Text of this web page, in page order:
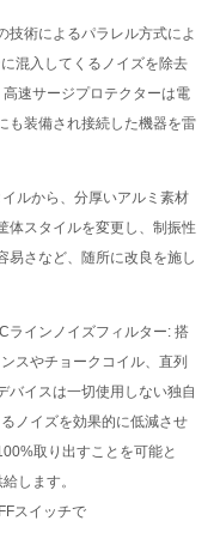
技術によるパラレル方式によ
混入してくるノイズを除去
速サージプロテクターは電
も装備され接続した機器を雷
イルから、分厚いアルミ素材
体スタイルを変更し、制振性
さなど、随所に改良を施し
ラインノイズフィルター: 搭
スやチョークコイル、直列
バイスは一切使用しない独自
ノイズを効果的に低減させ
取り出すことを可能と
します。